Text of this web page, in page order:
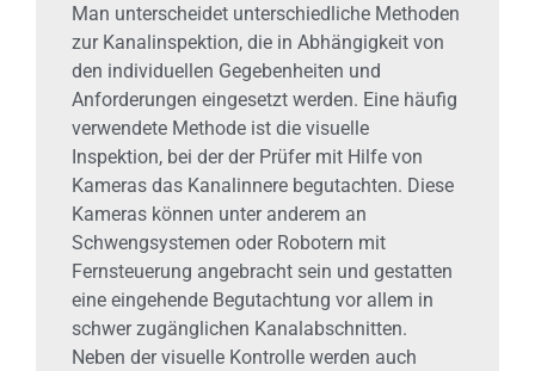
Man unterscheidet unterschiedliche Methoden
zur Kanalinspektion, die in Abhängigkeit von
den individuellen Gegebenheiten und
Anforderungen eingesetzt werden. Eine häufig
verwendete Methode ist die visuelle
Inspektion, bei der der Prüfer mit Hilfe von
Kameras das Kanalinnere begutachten. Diese
Kameras können unter anderem an
Schwengsystemen oder Robotern mit
Fernsteuerung angebracht sein und gestatten
eine eingehende Begutachtung vor allem in
schwer zugänglichen Kanalabschnitten.
Neben der visuelle Kontrolle werden auch